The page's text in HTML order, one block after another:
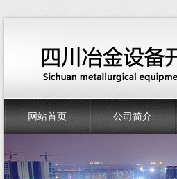
网站首页 公司简介